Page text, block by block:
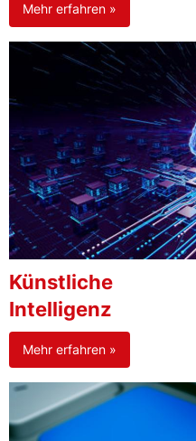
Mehr erfahren »
Künstliche
Intelligenz
Mehr erfahren »